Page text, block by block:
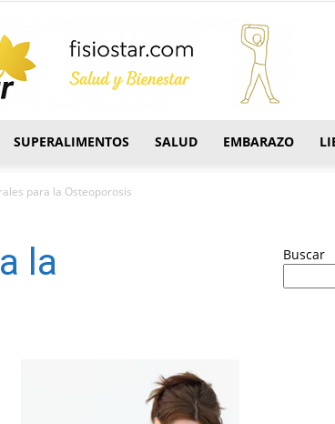
SUPERALIMENTOS SALUD EMBARAZO
para la Osteoporosis
la
Buscar